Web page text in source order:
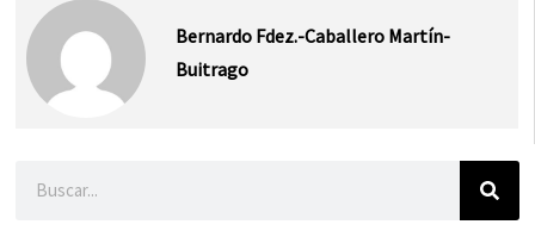
Bernardo Fdez.-Caballero Martín-
Buitrago